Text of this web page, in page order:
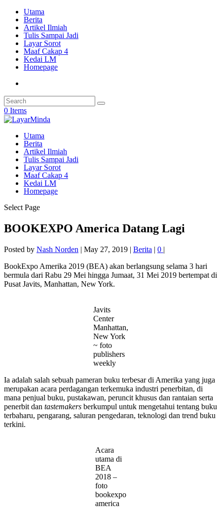
Utama
Berita
Artikel Ilmiah
Tulis Sampai Jadi
Layar Sorot
Maaf Cakap 4
Kedai LM
Homepage
0 Items
Utama
Berita
Artikel Ilmiah
Tulis Sampai Jadi
Layar Sorot
Maaf Cakap 4
Kedai LM
Homepage
Select Page
BOOKEXPO America Datang Lagi
Posted by Nash Norden | May 27, 2019 | Berita | 0 |
BookExpo Amerika 2019 (BEA) akan berlangsung selama 3 hari
bermula dari Rabu 29 Mei hingga Jumaat, 31 Mei 2019 bertempat di
Pusat Javits, Manhattan, New York.
Javits
Center
Manhattan,
New York
~ foto
publishers
weekly
Ia adalah salah sebuah pameran buku terbesar di Amerika yang juga
merupakan acara perdagangan terkemuka industri penerbitan, di
mana penjual buku, pustakawan, peruncit khusus dan rantaian serta
penerbit dan tastemakers berkumpul untuk mengetahui tentang buku
terbaharu, pengarang, saluran pengedaran, teknologi dan trend buku
terkini.
Acara
utama di
BEA
2018 –
foto
bookexpo
america